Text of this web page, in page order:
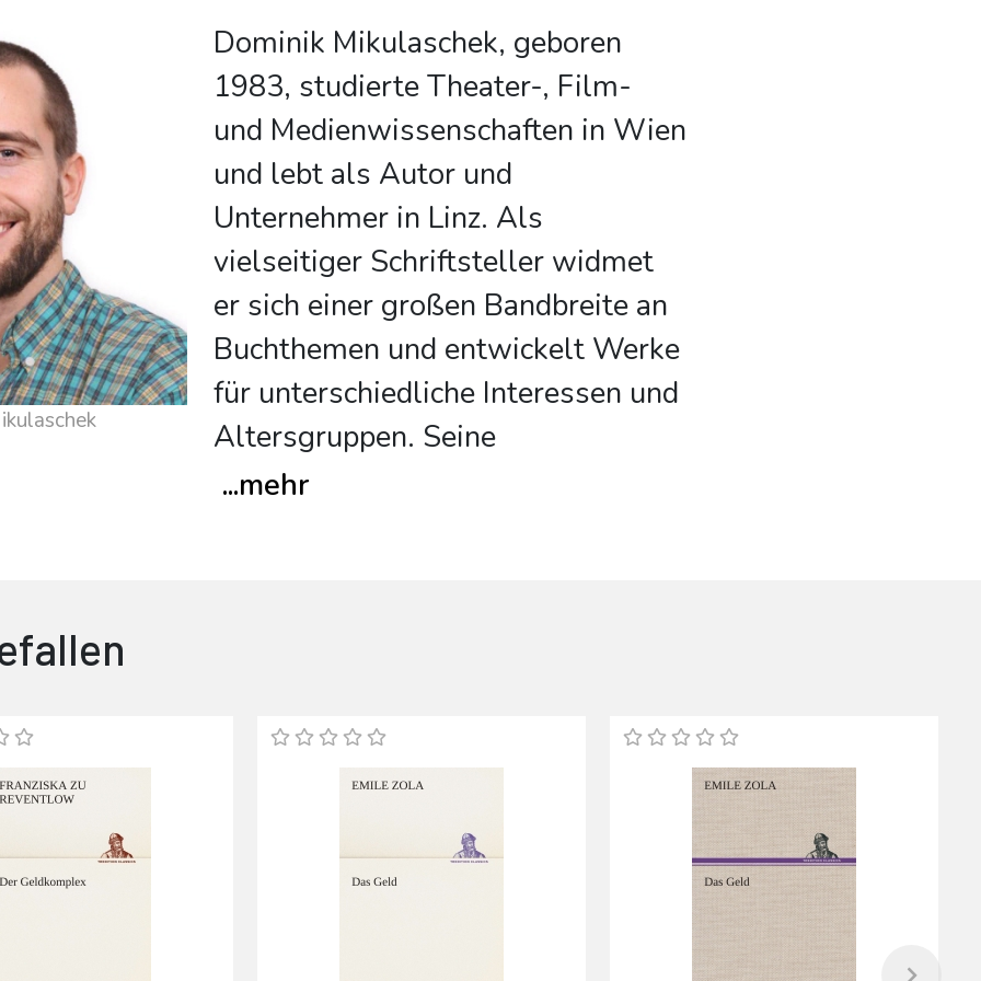
Dominik Mikulaschek
Dominik Mikulaschek, geboren
1983, studierte Theater-, Film-
und Medienwissenschaften in Wien
und lebt als Autor und
Unternehmer in Linz. Als
vielseitiger Schriftsteller widmet
er sich einer großen Bandbreite an
Buchthemen und entwickelt Werke
für unterschiedliche Interessen und
Altersgruppen. Seine
...mehr